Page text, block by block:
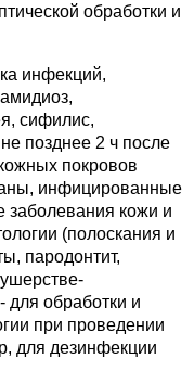
обработки и
инфекций,
сифилис,
позднее 2 ч после
покровов
инфицированные
заболевания кожи и
(полоскания и
пародонтит,
для обработки и
при проведении
для дезинфекции